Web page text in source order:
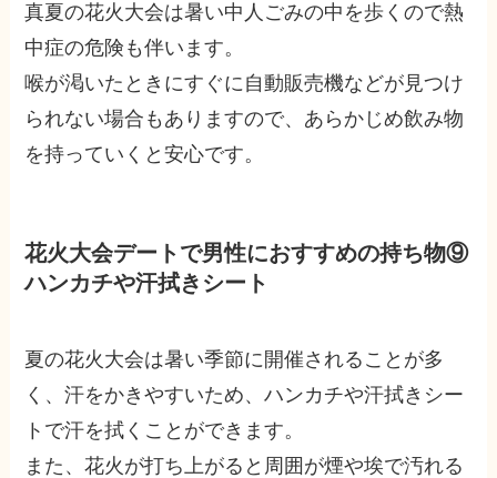
真夏の花火大会は暑い中人ごみの中を歩くので熱
中症の危険も伴います。
喉が渇いたときにすぐに自動販売機などが見つけ
られない場合もありますので、あらかじめ飲み物
を持っていくと安心です。
花火大会デートで男性におすすめの持ち物⑨
ハンカチや汗拭きシート
夏の花火大会は暑い季節に開催されることが多
く、汗をかきやすいため、ハンカチや汗拭きシー
トで汗を拭くことができます。
また、花火が打ち上がると周囲が煙や埃で汚れる